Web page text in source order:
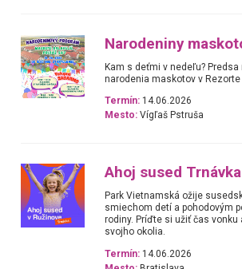
Narodeniny
Kam s deťmi v nedeľu? Predsa
narodenia maskotov v
Termín: 14.06.2026
Mesto: Vígľaš Pstruša
Ahoj sused Trnávka
Park Vietnamská ožije
smiechom detí a pohodovým
rodiny. Príďte si užiť čas
svojho okolia.
Termín: 14.06.2026